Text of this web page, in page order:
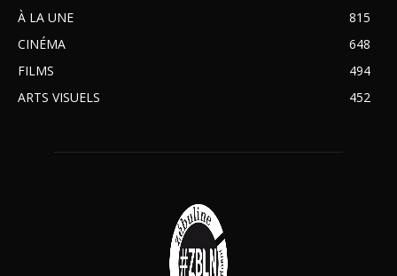
À LA UNE
815
CINÉMA
648
FILMS
494
ARTS VISUELS
452